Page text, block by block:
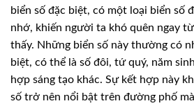
biển số đặc biệt, có một loại biển số
nhớ, khiến người ta khó quên ngay
thấy. Những biển số này thường có
biệt, có thể là số đôi, tứ quý, năm
hợp sáng tạo khác. Sự kết hợp này
số trở nên nổi bật trên đường phố